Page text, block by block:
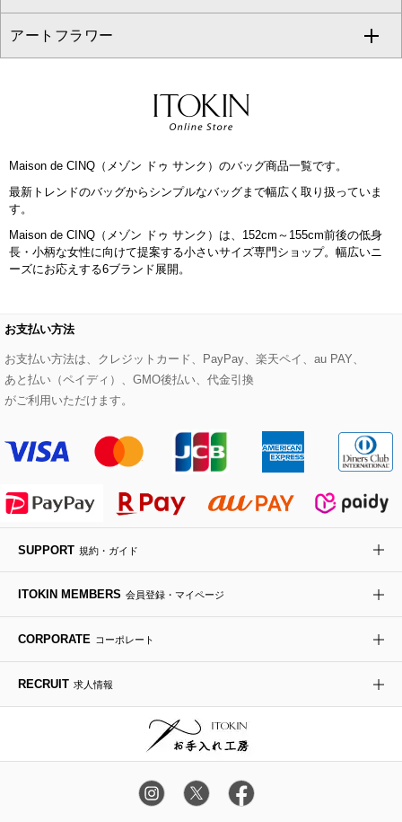
CHRISTIAN AUJARD
CHRISTIAN AUJARD Lサイズ
MK MICHEL KLEIN BAG
HIROKO KOSHINO
re:edition project 165
HIROKO BIS
HIROKO BIS GRANDE
スウェット・ジャージー
セットアップパンツ
セットアップワンピース
その他のジャケット・スーツ
チェスターコート
ノーカラーコート
デニムジャケット
その他のコート・ブルゾン
ベルト・サスペンダー
財布・名刺入れ・ケース
手袋
ネクタイ
ポーチ
傘・日傘
レッグウェア
時計
その他のグッズ・小物
ピアス・イヤリング
ブローチ・コサージュ
その他のアクセサリー
トートバッグ
クラッチバッグ
ボディバッグ・メッセンジャーバッグ
ビジネスバッグ
その他のバッグ
すべてのシューズ
ブーツ・ブーティー
ローファー
サンダル・ミュール
その他のシューズ
アートフラワー
オーキッド・胡蝶蘭
ラナンキュラス
グリーン
その他のアートフラワー
Maison de CINQ（メゾン ドゥ サンク）のバッグ商品一覧です。
最新トレンドのバッグからシンプルなバッグまで幅広く取り扱っていま
す。
Maison de CINQ（メゾン ドゥ サンク）は、152cm～155cm前後の低身
長・小柄な女性に向けて提案する小さいサイズ専門ショップ。幅広いニ
ーズにお応えする6ブランド展開。
お支払い方法
お支払い方法は、クレジットカード、PayPay、楽天ペイ、au PAY、
あと払い（ペイディ）、GMO後払い、代金引換
がご利用いただけます。
SUPPORT 規約・ガイド
ITOKIN MEMBERS 会員登録・マイページ
CORPORATE コーポレート
RECRUIT 求人情報